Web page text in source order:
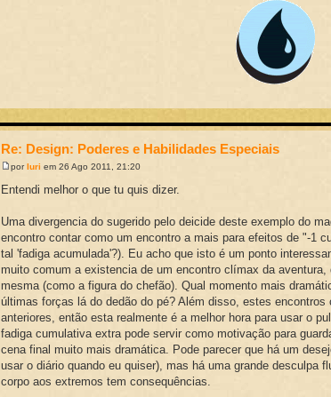
Re: Design: Poderes e Habilidades Especiais
porIuri em 26 Ago 2011, 21:20
Entendi melhor o que tu quis dizer.
Uma divergencia do sugerido pelo deicide deste exemplo do
encontro contar como um encontro a mais para efeitos de "-1
tal 'fadiga acumulada'?). Eu acho que isto é um ponto
muito comum a existencia de um encontro clímax da
mesma (como a figura do chefão). Qual momento mais
últimas forças lá do dedão do pé? Além disso, estes
anteriores, então esta realmente é a melhor hora para usar o
fadiga cumulativa extra pode servir como motivação para
cena final muito mais dramática. Pode parecer que há um
usar o diário quando eu quiser), mas há uma grande desculpa
corpo aos extremos tem consequências.